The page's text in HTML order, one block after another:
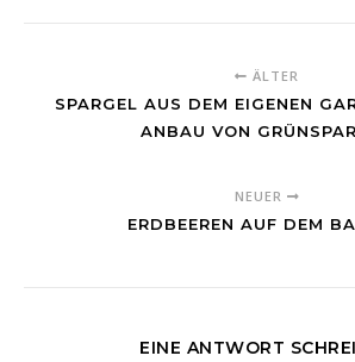
ÄLTER
SPARGEL AUS DEM EIGENEN
ANBAU VON
NEUER
ERDBEEREN AUF DEM
EINE ANTWORT